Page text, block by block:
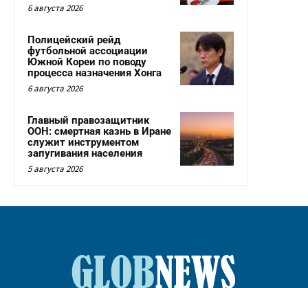
6 августа 2026
Полицейский рейд
футбольной ассоциации
Южной Кореи по поводу
процесса назначения Хонга
6 августа 2026
Главный правозащитник
ООН: смертная казнь в Иране
служит инструментом
запугивания населения
5 августа 2026